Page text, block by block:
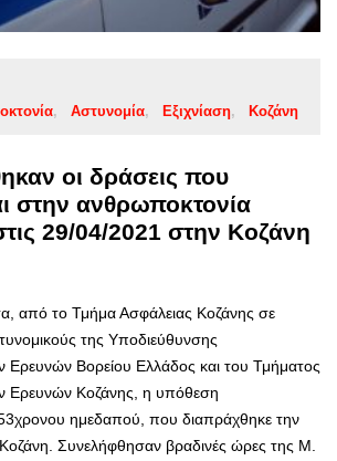
Αστυνομία Εξιχνίαση Κοζάνη
οι δράσεις που
στην ανθρωποκτονία
29/04/2021 στην Κοζάνη
από το Τμήμα Ασφάλειας Κοζάνης σε
της Υποδιεύθυνσης
Ερευνών Βορείου Ελλάδος και του Τμήματος
Ερευνών Κοζάνης, η υπόθεση
ημεδαπού, που διαπράχθηκε την
Συνελήφθησαν βραδινές ώρες της Μ.